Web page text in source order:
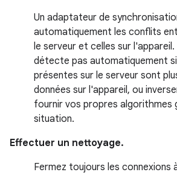
Un adaptateur de
automatiquement les conflits
le serveur et celles sur l'appareil.
détecte pas automatiquement
présentes sur le serveur sont
données sur l'appareil, ou
fournir vos propres algorithmes
situation.
Effectuer un nettoyage.
Fermez toujours les connexions